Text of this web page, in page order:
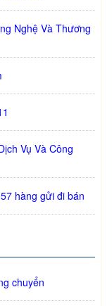
Nghệ Và Thương
Vụ Và Công
hàng gửi đi bán
chuyển